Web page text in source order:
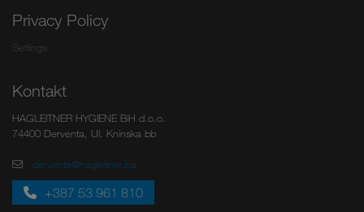
Privacy Policy
Settings
Kontakt
HAGLEITNER HYGIENE BiH d.o.o.
74400 Derventa, Ul. Kninska bb
derventa@hagleitner.ba
+387 53 961 810